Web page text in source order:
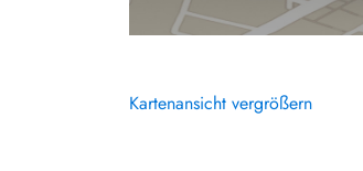
Kartenansicht vergrößern